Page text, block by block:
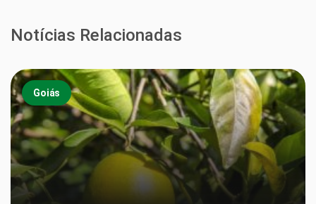
Notícias Relacionadas
Goiás